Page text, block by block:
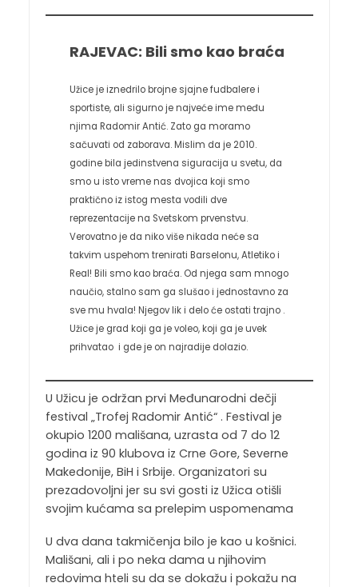
RAJEVAC: Bili smo kao braća
Užice je iznedrilo brojne sjajne fudbalere i
sportiste, ali sigurno je najveće ime među
njima Radomir Antić. Zato ga moramo
sačuvati od zaborava. Mislim da je 2010.
godine bila jedinstvena siguracija u svetu, da
smo u isto vreme nas dvojica koji smo
praktično iz istog mesta vodili dve
reprezentacije na Svetskom prvenstvu.
Verovatno je da niko više nikada neće sa
takvim uspehom trenirati Barselonu, Atletiko i
Real! Bili smo kao braća. Od njega sam mnogo
naučio, stalno sam ga slušao i jednostavno za
sve mu hvala! Njegov lik i delo će ostati trajno .
Užice je grad koji ga je voleo, koji ga je uvek
prihvatao i gde je on najradije dolazio.
U Užicu je održan prvi Međunarodni dečji
festival „Trofej Radomir Antić“ . Festival je
okupio 1200 mališana, uzrasta od 7 do 12
godina iz 90 klubova iz Crne Gore, Severne
Makedonije, BiH i Srbije. Organizatori su
prezadovoljni jer su svi gosti iz Užica otišli
svojim kućama sa prelepim uspomenama
U dva dana takmičenja bilo je kao u košnici.
Mališani, ali i po neka dama u njihovim
redovima hteli su da se dokažu i pokažu na